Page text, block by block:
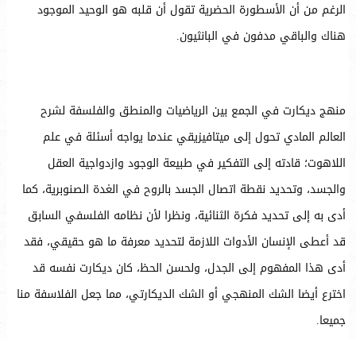
الرغم من أن الأسطورة الحضرية تقول أن قلبه هو الوحيد الموجود
هناك والباقي مدفون في البانثيون.
منهج ديكارت في الجمع بين الرياضيات والمنطق والفلسفة لشرح
العالم المادي تحول إلى ميتافيزيقي عندما يواجه أسئلة في علم
اللاهوت؛ قادته إلى التفكير في طبيعة الوجود وازدواجية العقل
والجسد، وتحديد نقطة اتصال الجسد بالروح في الغدة الصنوبرية، كما
أدى به إلى تحديد فكرة الثنائية، ونظرا لأن نظامه الفلسفي السابق
قد أعطى الإنسان الأدوات اللازمة لتحديد معرفة ما هو حقيقي، فقد
أدى هذا المفهوم إلى الجدل، ولحسن الحظ، كان ديكارت نفسه قد
اخترع أيضا الشك المنهجي أو الشك الديكارتي، مما جعل الفلاسفة منا
جميعا.